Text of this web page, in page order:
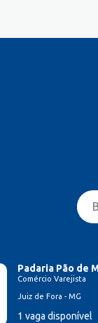
Padaria Pão de
Comércio Varejista
Juiz de Fora - MG
1 vaga disponível